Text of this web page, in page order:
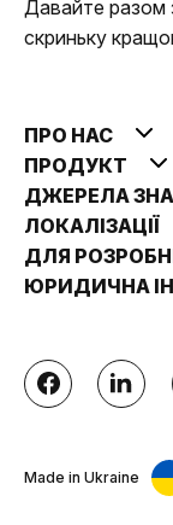
Давайте
скриньку
ПРО НАС
ПРОДУКТ
ДЖЕРЕЛА
ЛОКАЛІЗАЦІЇ
ДЛЯ
ЮРИДИЧНА
Made in Ukraine